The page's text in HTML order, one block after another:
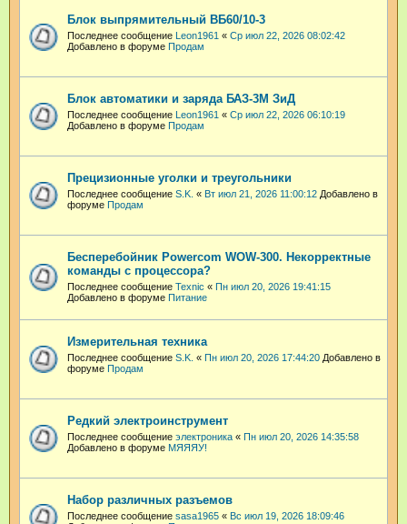
Блок выпрямительный ВБ60/10-3
Последнее сообщение Leon1961 « Ср июл 22, 2026 08:02:42
Добавлено в форуме Продам
Блок автоматики и заряда БАЗ-3М ЗиД
Последнее сообщение Leon1961 « Ср июл 22, 2026 06:10:19
Добавлено в форуме Продам
Прецизионные уголки и треугольники
Последнее сообщение S.K. « Вт июл 21, 2026 11:00:12 Добавлено в
форуме Продам
Бесперебойник Powercom WOW-300. Некорректные
команды с процессора?
Последнее сообщение Техnic « Пн июл 20, 2026 19:41:15
Добавлено в форуме Питание
Измерительная техника
Последнее сообщение S.K. « Пн июл 20, 2026 17:44:20 Добавлено в
форуме Продам
Редкий электроинструмент
Последнее сообщение электроника « Пн июл 20, 2026 14:35:58
Добавлено в форуме МЯЯЯУ!
Набор различных разъемов
Последнее сообщение sasa1965 « Вс июл 19, 2026 18:09:46